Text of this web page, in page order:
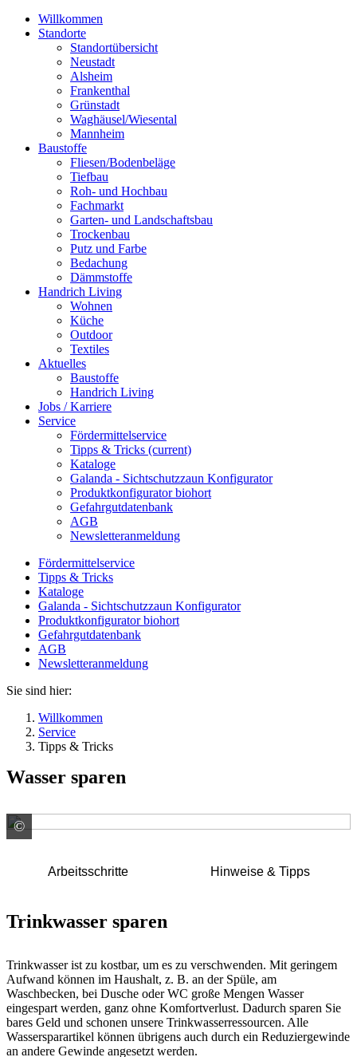
Willkommen
Standorte
Standortübersicht
Neustadt
Alsheim
Frankenthal
Grünstadt
Waghäusel/Wiesental
Mannheim
Baustoffe
Fliesen/Bodenbeläge
Tiefbau
Roh- und Hochbau
Fachmarkt
Garten- und Landschaftsbau
Trockenbau
Putz und Farbe
Bedachung
Dämmstoffe
Handrich Living
Wohnen
Küche
Outdoor
Textiles
Aktuelles
Baustoffe
Handrich Living
Jobs / Karriere
Service
Fördermittelservice
Tipps & Tricks (current)
Kataloge
Galanda - Sichtschutzzaun Konfigurator
Produktkonfigurator biohort
Gefahrgutdatenbank
AGB
Newsletteranmeldung
Fördermittelservice
Tipps & Tricks
Kataloge
Galanda - Sichtschutzzaun Konfigurator
Produktkonfigurator biohort
Gefahrgutdatenbank
AGB
Newsletteranmeldung
Sie sind hier:
Willkommen
Service
Tipps & Tricks
Wasser sparen
© GUTJAHR Systemtechnik GmbH - D -
Arbeitsschritte Hinweise & Tipps
Trinkwasser sparen
Trinkwasser ist zu kostbar, um es zu verschwenden. Mit geringem
Aufwand können im Haushalt, z. B. an der Spüle, am
Waschbecken, bei Dusche oder WC große Mengen Wasser
eingespart werden, ganz ohne Komfortverlust. Dadurch sparen Sie
bares Geld und schonen unsere Trinkwasserressourcen. Alle
Wassersparartikel können übrigens auch durch ein Reduziergewinde
an andere Gewinde angesetzt werden.